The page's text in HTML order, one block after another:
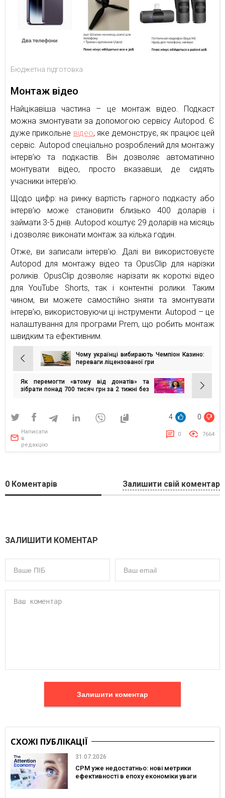
Бюджетна підготовка
Монтаж відео
Найцікавіша частина – це монтаж відео. Подкаст
можна змонтувати за допомогою сервісу Autopod. Є
дуже прикольне відео, яке демонструє, як працює цей
сервіс. Autopod спеціально розроблений для монтажу
інтерв’ю та подкастів. Він дозволяє автоматично
монтувати відео, просто вказавши, де сидять
учасники інтерв’ю.
Щодо цифр: на ринку вартість гарного подкасту або
інтерв’ю може становити близько 400 доларів і
займати 3-5 днів. Autopod коштує 29 доларів на місяць
і дозволяє виконати монтаж за кілька годин.
Отже, ви записали інтерв’ю. Далі ви використовуєте
Autopod для монтажу відео та OpusClip для нарізки
роликів. OpusClip дозволяє нарізати як короткі відео
для YouTube Shorts, так і контентні ролики. Таким
чином, ви можете самостійно зняти та змонтувати
інтерв’ю, використовуючи ці інструменти. Autopod – це
налаштування для програми Prem, що робить монтаж
швидким та ефективним.
Навігація
записів
Чому українці вибирають Чемпіон Казино:
переваги ліцензованої гри
Як перемогти «втому від донатів» та
зібрати понад 700 тисяч грн за 2 тижні без
4 0
Написати
в
редакцію
0 7664
0 Коментарів Залишити свій коментар
ЗАЛИШИТИ КОМЕНТАР
Залишити коментар
СХОЖІ ПУБЛІКАЦІЇ
31.07.2026
CPM уже недостатньо: нові метрики
ефективності в епоху економіки уваги